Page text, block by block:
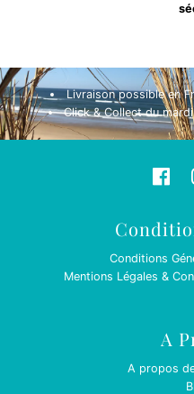
Livraison possible en
Click & Collect du
Conditions
Mentions Légales &
A
A propos